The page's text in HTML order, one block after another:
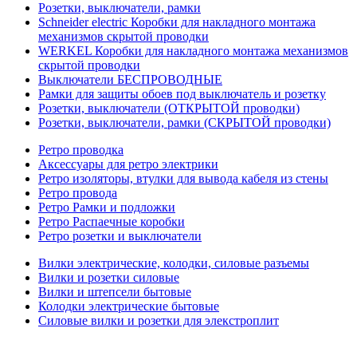
Розетки, выключатели, рамки
Schneider electric Коробки для накладного монтажа
механизмов скрытой проводки
WERKEL Коробки для накладного монтажа механизмов
скрытой проводки
Выключатели БЕСПРОВОДНЫЕ
Рамки для защиты обоев под выключатель и розетку
Розетки, выключатели (ОТКРЫТОЙ проводки)
Розетки, выключатели, рамки (СКРЫТОЙ проводки)
Ретро проводка
Аксессуары для ретро электрики
Ретро изоляторы, втулки для вывода кабеля из стены
Ретро провода
Ретро Рамки и подложки
Ретро Распаечные коробки
Ретро розетки и выключатели
Вилки электрические, колодки, силовые разъемы
Вилки и розетки силовые
Вилки и штепсели бытовые
Колодки электрические бытовые
Силовые вилки и розетки для элекстроплит